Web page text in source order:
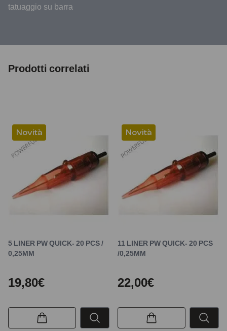
tatuaggio su barra
Prodotti correlati
Novità
5 LINER PW QUICK- 20 PCS /
0,25MM
19,80€
Novità
11 LINER PW QUICK- 20 PCS
/0,25MM
22,00€